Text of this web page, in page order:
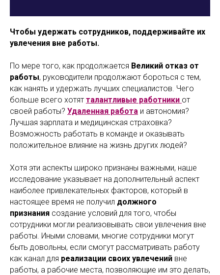
Чтобы удержать сотрудников, поддерживайте их
увлечения вне работы.
По мере того, как продолжается Великий отказ от
работы, руководители продолжают бороться с тем,
как нанять и удержать лучших специалистов. Чего
больше всего хотят талантливые работники от
своей работы? Удаленная работа и автономия?
Лучшая зарплата и медицинская страховка?
Возможность работать в команде и оказывать
положительное влияние на жизнь других людей?
Хотя эти аспекты широко признаны важными, наше
исследование указывает на дополнительный аспект
наиболее привлекательных факторов, который в
настоящее время не получил должного
признания создание условий для того, чтобы
сотрудники могли реализовывать свои увлечения вне
работы. Иными словами, многие сотрудники могут
быть довольны, если смогут рассматривать работу
как канал для реализации своих увлечений вне
работы, а рабочие места, позволяющие им это делать,